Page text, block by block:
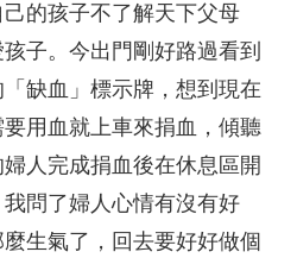
的孩子不了解天下父母
子。今出門剛好路過看到
缺血」標示牌，想到現在
用血就上車來捐血，傾聽
人完成捐血後在休息區開
問了婦人心情有沒有好
生氣了，回去要好好做個